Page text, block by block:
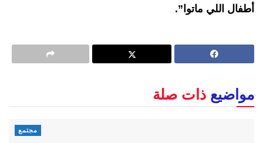
أطفال اللي ماتوا”.
مواضيع ذات صلة
مجتمع